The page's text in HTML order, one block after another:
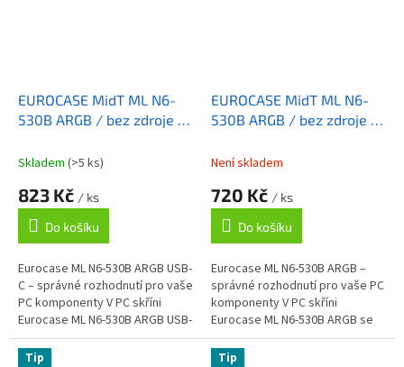
EUROCASE MidT ML N6-
530B ARGB / bez zdroje /
černá
Skladem (>5 ks)
823 Kč / ks
Do košíku
Eurocase ML N6-530B ARGB USB-
C – správné rozhodnutí pro vaše
PC komponenty V PC skříni
Eurocase ML N6-530B ARGB USB-
C se jednoduše zabydlí všechny
komponenty vašeho
EUROCASE MidT ML N6-
530B ARGB / bez zdroje /
Není skladem
720 Kč / ks
Do košíku
Eurocase ML N6-530B ARGB –
správné rozhodnutí pro vaše PC
komponenty V PC skříni
Eurocase ML N6-530B ARGB se
jednoduše zabydlí všechny
komponenty vašeho
Tip Tip